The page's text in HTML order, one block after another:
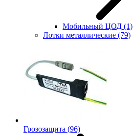
Мобильный ЦОД (1)
Лотки металлические (79)
Грозозащита (96)